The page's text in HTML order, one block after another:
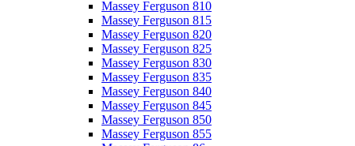
Massey Ferguson 810
Massey Ferguson 815
Massey Ferguson 820
Massey Ferguson 825
Massey Ferguson 830
Massey Ferguson 835
Massey Ferguson 840
Massey Ferguson 845
Massey Ferguson 850
Massey Ferguson 855